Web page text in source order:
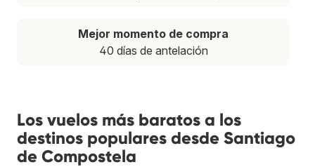
Mejor momento de compra
40 días de antelación
Los vuelos más baratos a los
destinos populares desde Santiago
de Compostela